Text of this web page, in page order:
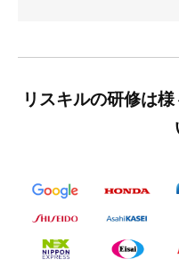
リスキルの研修は